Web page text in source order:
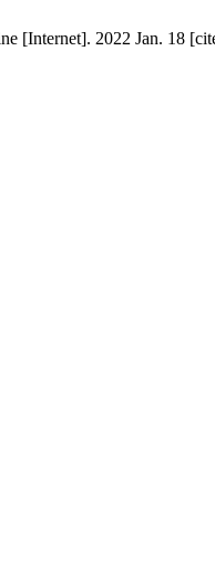
[Internet]. 2022 Jan. 18